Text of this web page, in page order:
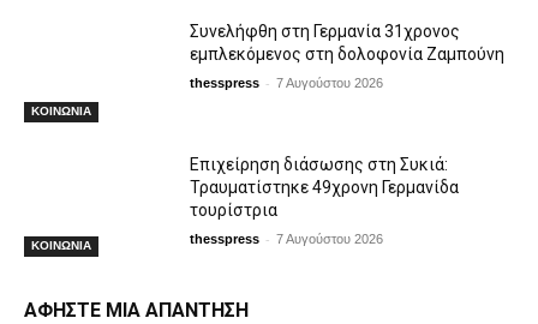
ΚΟΙΝΩΝΙΑ
Συνελήφθη στη Γερμανία 31χρονος
εμπλεκόμενος στη δολοφονία Ζαμπούνη
thesspress - 7 Αυγούστου 2026
ΚΟΙΝΩΝΙΑ
Επιχείρηση διάσωσης στη Συκιά:
Τραυματίστηκε 49χρονη Γερμανίδα
τουρίστρια
thesspress - 7 Αυγούστου 2026
ΑΦΗΣΤΕ ΜΙΑ ΑΠΑΝΤΗΣΗ